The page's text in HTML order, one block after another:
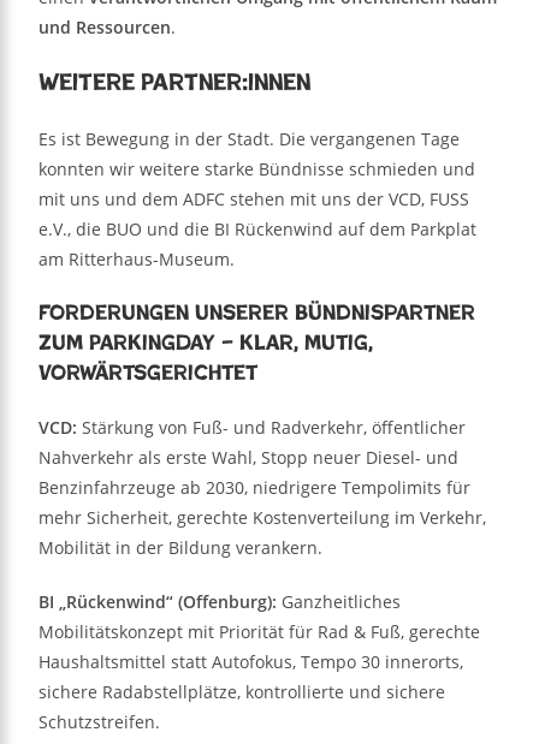
und Ressourcen.
Weitere Partner:innen
Es ist Bewegung in der Stadt. Die vergangenen Tage
konnten wir weitere starke Bündnisse schmieden und
mit uns und dem ADFC stehen mit uns der VCD, FUSS
e.V., die BUO und die BI Rückenwind auf dem Parkplat
am Ritterhaus-Museum.
Forderungen unserer Bündnispartner
zum ParkingDay – klar, mutig,
vorwärtsgerichtet
VCD: Stärkung von Fuß- und Radverkehr, öffentlicher
Nahverkehr als erste Wahl, Stopp neuer Diesel- und
Benzinfahrzeuge ab 2030, niedrigere Tempolimits für
mehr Sicherheit, gerechte Kostenverteilung im Verkehr,
Mobilität in der Bildung verankern.
BI „Rückenwind“ (Offenburg): Ganzheitliches
Mobilitätskonzept mit Priorität für Rad & Fuß, gerechte
Haushaltsmittel statt Autofokus, Tempo 30 innerorts,
sichere Radabstellplätze, kontrollierte und sichere
Schutzstreifen.